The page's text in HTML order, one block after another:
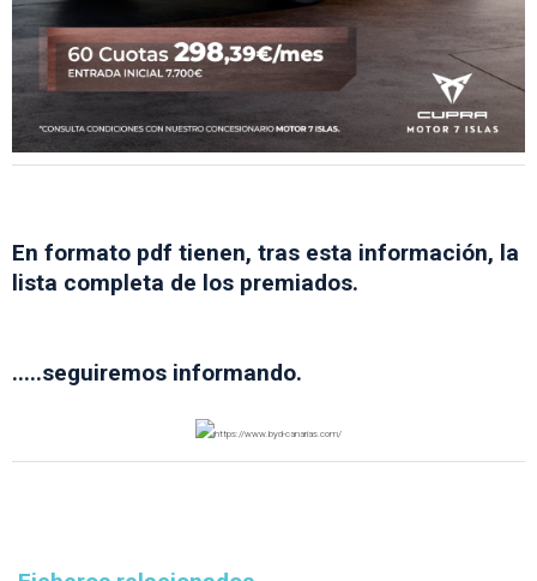
En formato pdf tienen, tras esta información, la
lista completa de los premiados.
.....seguiremos informando.